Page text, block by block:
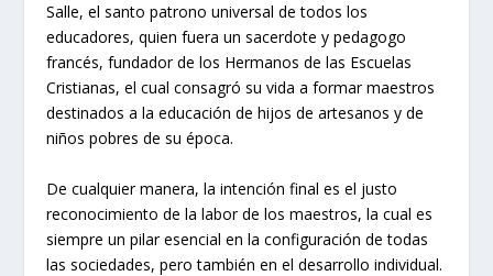
Salle, el santo patrono universal de todos los
educadores, quien fuera un sacerdote y pedagogo
francés, fundador de los Hermanos de las Escuelas
Cristianas, el cual consagró su vida a formar maestros
destinados a la educación de hijos de artesanos y de
niños pobres de su época.
De cualquier manera, la intención final es el justo
reconocimiento de la labor de los maestros, la cual es
siempre un pilar esencial en la configuración de todas
las sociedades, pero también en el desarrollo individual.